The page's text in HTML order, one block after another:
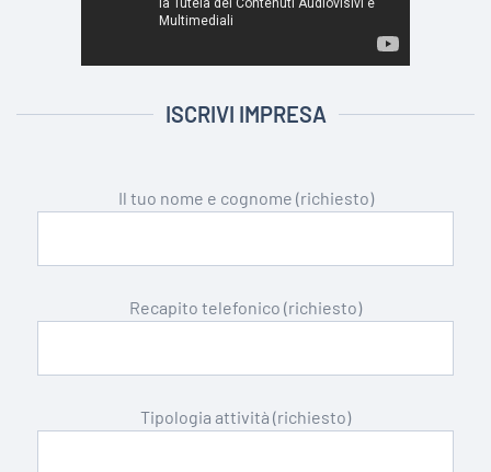
ISCRIVI IMPRESA
Il tuo nome e cognome (richiesto)
Recapito telefonico (richiesto)
Tipologia attività (richiesto)